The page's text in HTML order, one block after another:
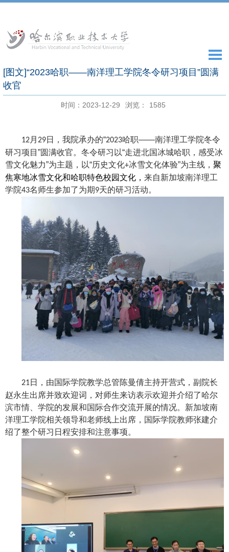
[图文]“2023哈职——南洋理工学院冬令研习项目”圆满
收官
时间：2023-12-29 浏览： 1585
12月 29日，我院承办的“2023哈职——南洋理工学院冬令
研习项目”圆满收官。冬令研习以“走进北国冰城哈职，感受冰
雪文化魅力”为主题，以“历史文化+冰雪文化体验”为主线， 聚
焦寒地冰雪文化和哈职特色校园文化， 来自新加坡南洋理工
学院43名师生参加了为期9天的研习活动。
21日，由国际学院教学总管陈曼倩主持开营式，副院长
赵永生出席并致欢迎词，对师生来访表示欢迎并介绍了哈尔
滨市情、学院的发展和国际合作交流开展的情况。新加坡南
洋理工学院相关领导和老师线上出席，国际学院教师张建介
绍了整个研习日程安排和注意事项。